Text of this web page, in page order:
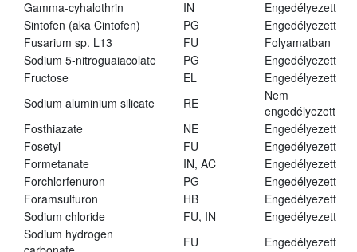
Gamma-cyhalothrin
IN
Engedélyezett
Sintofen (aka Cintofen)
PG
Engedélyezett
Fusarium sp. L13
FU
Folyamatban
Sodium 5-nitroguaiacolate
PG
Engedélyezett
Fructose
EL
Engedélyezett
Sodium aluminium silicate
RE
Nem
engedélyezett
Fosthiazate
NE
Engedélyezett
Fosetyl
FU
Engedélyezett
Formetanate
IN, AC
Engedélyezett
Forchlorfenuron
PG
Engedélyezett
Foramsulfuron
HB
Engedélyezett
Sodium chloride
FU, IN
Engedélyezett
Sodium hydrogen
FU
Engedélyezett